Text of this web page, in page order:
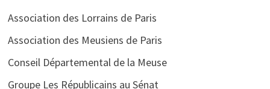
Association des Lorrains de Paris
Association des Meusiens de Paris
Conseil Départemental de la Meuse
Groupe Les Républicains au Sénat